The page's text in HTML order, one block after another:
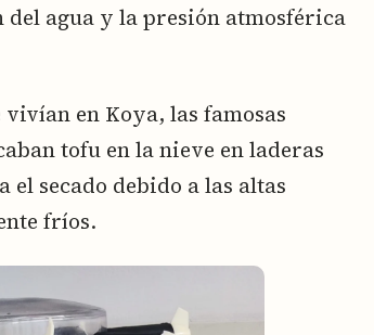
del agua y la presión atmosférica
vivían en Koya, las famosas
tofu en la nieve en laderas
secado debido a las altas
fríos.